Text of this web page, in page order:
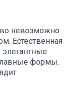
невозможно
Естественная
формы.